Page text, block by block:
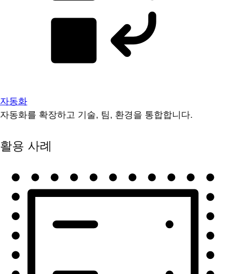
자동화
자동화를 확장하고 기술, 팀, 환경을 통합합니다.
활용 사례